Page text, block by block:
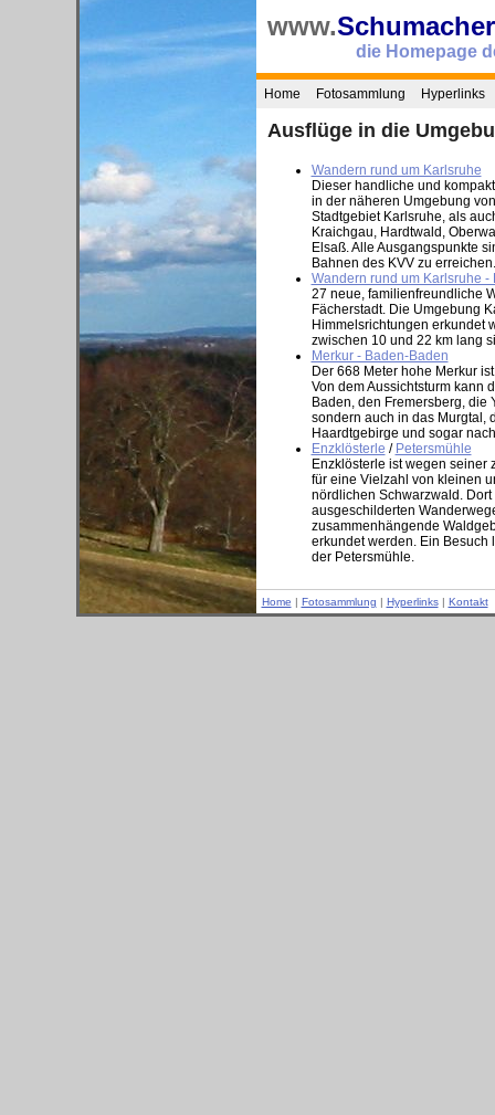
www.Schumacher
die Homepage
Home Fotosammlung Hyperlinks
Ausflüge in die
Wandern rund um Karlsruhe
Dieser handliche und
in der näheren Umgebung
Stadtgebiet Karlsruhe, als
Kraichgau, Hardtwald,
Elsaß. Alle Ausgangspunkte
Bahnen des KVV zu erreichen.
Wandern rund um Karlsruhe -
27 neue, familienfreundliche
Fächerstadt. Die Umgebung
Himmelsrichtungen erkundet
zwischen 10 und 22 km lang
Merkur - Baden-Baden
Der 668 Meter hohe Merkur
Von dem Aussichtsturm kann
Baden, den Fremersberg, die
sondern auch in das Murgtal,
Haardtgebirge und sogar
Enzklösterle / Petersmühle
Enzklösterle ist wegen seiner
für eine Vielzahl von kleinen
nördlichen Schwarzwald.
ausgeschilderten
zusammenhängende
erkundet werden. Ein Besuch
der Petersmühle.
Home | Fotosammlung | Hyperlinks| Kontakt